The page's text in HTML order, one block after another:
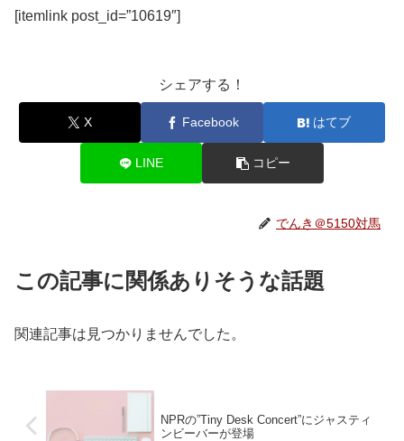
[itemlink post_id=”10619″]
シェアする！
X Facebook はてブ
LINE コピー
でんき＠5150対馬
この記事に関係ありそうな話題
関連記事は見つかりませんでした。
NPRの”Tiny Desk Concert”にジャスティ
ンビーバーが登場